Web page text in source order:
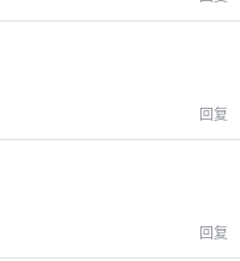
回复
回复